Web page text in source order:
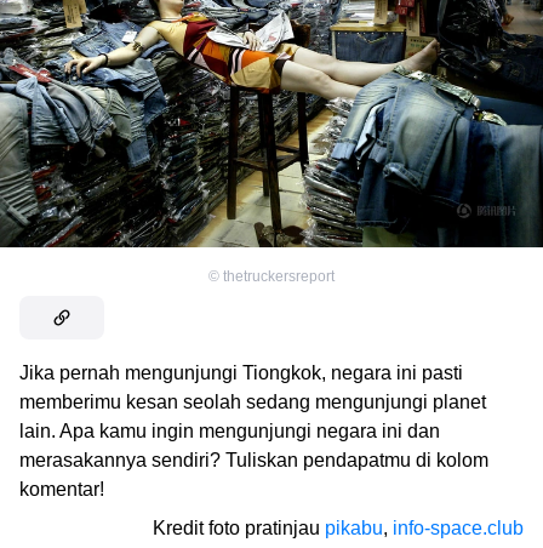
© thetruckersreport
Jika pernah mengunjungi Tiongkok, negara ini pasti
memberimu kesan seolah sedang mengunjungi planet
lain. Apa kamu ingin mengunjungi negara ini dan
merasakannya sendiri? Tuliskan pendapatmu di kolom
komentar!
Kredit foto pratinjau pikabu, info-space.club